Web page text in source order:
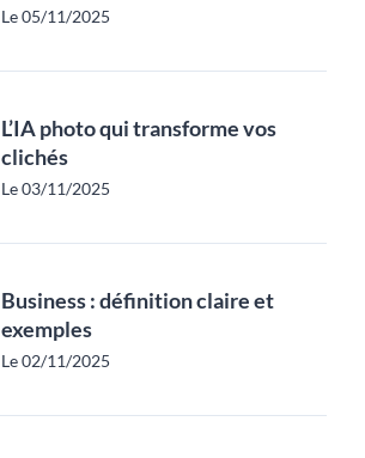
Le 05/11/2025
L’IA photo qui transforme vos
clichés
Le 03/11/2025
Business : définition claire et
exemples
Le 02/11/2025